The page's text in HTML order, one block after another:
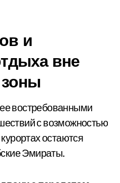
и
вне
востребованными
с возможностью
остаются
Эмираты.